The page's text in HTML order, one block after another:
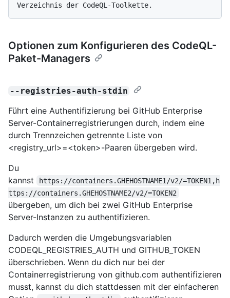
Optionen zum Konfigurieren des CodeQL-
Paket-Managers
--registries-auth-stdin
Führt eine Authentifizierung bei GitHub Enterprise
Server-Containerregistrierungen durch, indem eine
durch Trennzeichen getrennte Liste von
<registry_url>=<token>-Paaren übergeben wird.
Du
kannst
https://containers.GHEHOSTNAME1/v2/=TOKEN1,h
ttps://containers.GHEHOSTNAME2/v2/=TOKEN2
übergeben, um dich bei zwei GitHub Enterprise
Server-Instanzen zu authentifizieren.
Dadurch werden die Umgebungsvariablen
CODEQL_REGISTRIES_AUTH und GITHUB_TOKEN
überschrieben. Wenn du dich nur bei der
Containerregistrierung von github.com authentifizieren
musst, kannst du dich stattdessen mit der einfacheren